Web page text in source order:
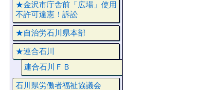
★金沢市庁舎前「広場」使用
不許可違憲！訴訟
★自治労石川県本部
★連合石川
連合石川ＦＢ
石川県労働者福祉協議会